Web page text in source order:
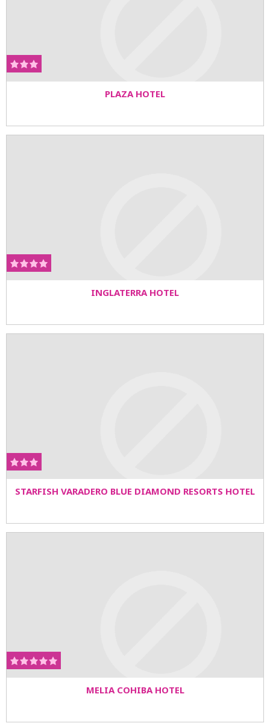
PLAZA HOTEL
INGLATERRA HOTEL
STARFISH VARADERO BLUE DIAMOND RESORTS HOTEL
MELIA COHIBA HOTEL